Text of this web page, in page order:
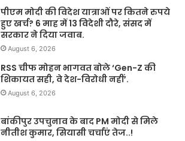
पीएम मोदी की विदेश यात्राओं पर कितने रुपये
हुए खर्च? 6 माह में 13 विदेशी दौरे, संसद में
सरकार ने दिया जवाब.
August 6, 2026
RSS चीफ मोहन भागवत बोले ‘Gen-Z की
शिकायत सही, वे देश-विरोधी नहीं’.
August 6, 2026
बांकीपुर उपचुनाव के बाद PM मोदी से मिले
नीतीश कुमार, सियासी चर्चाएं तेज..!